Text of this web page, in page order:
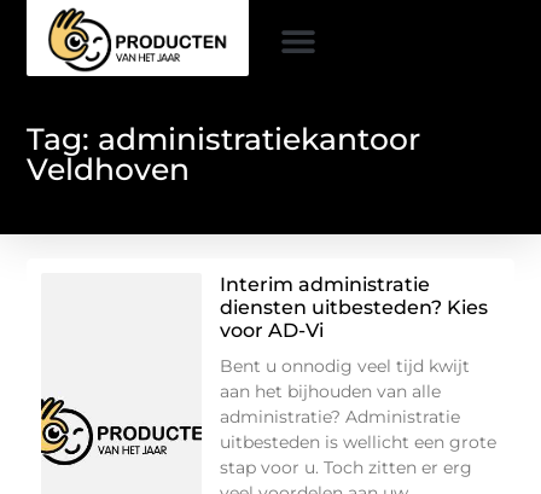
Tag: administratiekantoor
Veldhoven
Interim administratie
diensten uitbesteden? Kies
voor AD-Vi
Bent u onnodig veel tijd kwijt
aan het bijhouden van alle
administratie? Administratie
uitbesteden is wellicht een grote
stap voor u. Toch zitten er erg